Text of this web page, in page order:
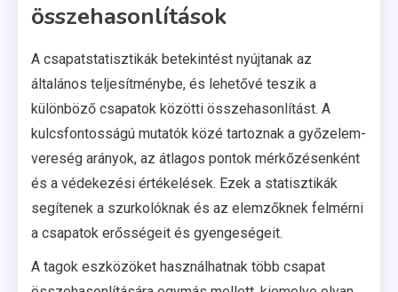
összehasonlítások
A csapatstatisztikák betekintést nyújtanak az
általános teljesítménybe, és lehetővé teszik a
különböző csapatok közötti összehasonlítást. A
kulcsfontosságú mutatók közé tartoznak a győzelem-
vereség arányok, az átlagos pontok mérkőzésenként
és a védekezési értékelések. Ezek a statisztikák
segítenek a szurkolóknak és az elemzőknek felmérni
a csapatok erősségeit és gyengeségeit.
A tagok eszközöket használhatnak több csapat